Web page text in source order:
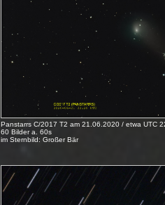
Panstarrs C/2017 T2 am 21.06.2020 / etwa UTC
60 Bilder a. 60s
im Sternbild: Großer Bär